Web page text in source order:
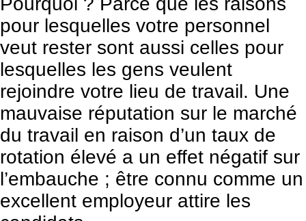
pour lesquelles votre personnel
veut rester sont aussi celles pour
lesquelles les gens veulent
rejoindre votre lieu de travail. Une
mauvaise réputation sur le marché
du travail en raison d’un taux de
rotation élevé a un effet négatif sur
l’embauche ; être connu comme un
excellent employeur attire les